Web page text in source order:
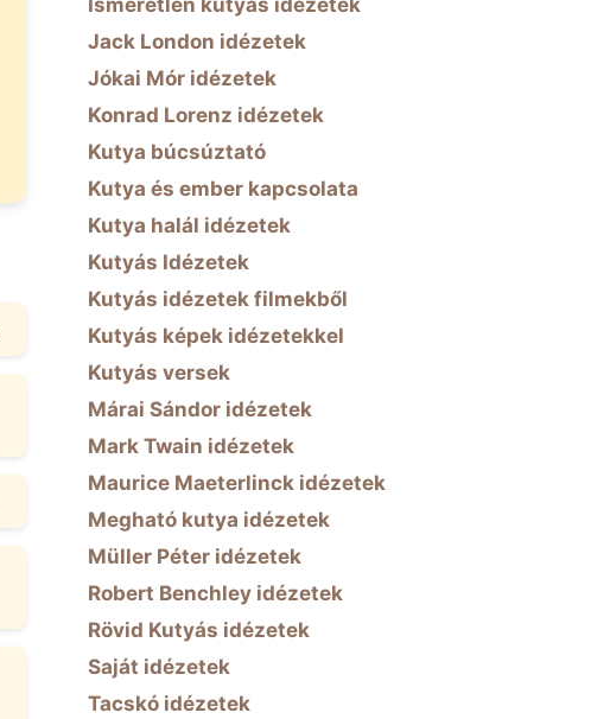
Ismeretlen kutyás idézetek
Jack London idézetek
Jókai Mór idézetek
Konrad Lorenz idézetek
Kutya búcsúztató
Kutya és ember kapcsolata
Kutya halál idézetek
Kutyás Idézetek
Kutyás idézetek filmekből
Kutyás képek idézetekkel
Kutyás versek
Márai Sándor idézetek
Mark Twain idézetek
Maurice Maeterlinck idézetek
Megható kutya idézetek
Müller Péter idézetek
Robert Benchley idézetek
Rövid Kutyás idézetek
Saját idézetek
Tacskó idézetek